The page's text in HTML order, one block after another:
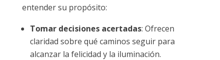
entender su propósito:
Tomar decisiones acertadas: Ofrecen
claridad sobre qué caminos seguir para
alcanzar la felicidad y la iluminación.